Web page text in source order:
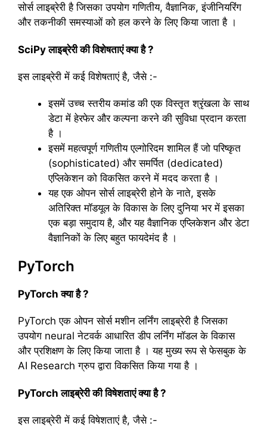
सोर्स लाइब्रेरी है जिसका उपयोग गणितीय, वैज्ञानिक, इंजीनियरिंग
और तकनीकी समस्याओं को हल करने के लिए किया जाता है ।
SciPy लाइब्रेरी की विशेषताएं क्या है ?
इस लाइब्रेरी में कई विशेषताएं है, जैसे :-
इसमें उच्च स्तरीय कमांड की एक विस्तृत श्रृंखला के साथ
डेटा में हेरफेर और कल्पना करने की सुविधा प्रदान करता
है ।
इसमें महत्वपूर्ण गणितीय एल्गोरिदम शामिल हैं जो परिष्कृत
(sophisticated) और समर्पित (dedicated)
एप्लिकेशन को विकसित करने में मदद करता है ।
यह एक ओपन सोर्स लाइब्रेरी होने के नाते, इसके
अतिरिक्त मॉडयूल के विकास के लिए दुनिया भर में इसका
एक बड़ा समुदाय है, और यह वैज्ञानिक एप्लिकेशन और डेटा
वैज्ञानिकों के लिए बहुत फायदेमंद है ।
PyTorch
PyTorch क्या है ?
PyTorch एक ओपन सोर्स मशीन लर्निंग लाइब्रेरी है जिसका
उपयोग neural नेटवर्क आधारित डीप लर्निंग मॉडल के विकास
और प्रशिक्षण के लिए किया जाता है । यह मुख्य रूप से फेसबुक के
AI Research ग्रुप द्वारा विकसित किया गया है ।
PyTorch लाइब्रेरी की विषेशताएं क्या है ?
इस लाइब्रेरी में कई विषेशताएं है, जैसे :-